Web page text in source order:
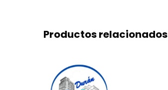
Productos relacionados